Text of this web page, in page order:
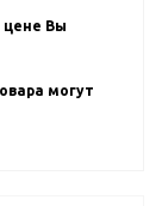
цене Вы
могут